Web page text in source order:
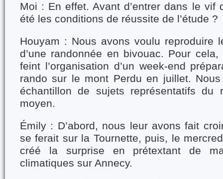
Moi : En effet. Avant d’entrer dans le vif
été les conditions de réussite de l’étude ?
Houyam : Nous avons voulu reproduire
d’une randonnée en bivouac. Pour
feint l’organisation d’un week-end
rando sur le mont Perdu en juillet. Nous
échantillon de sujets représentatifs du
moyen.
Émily : D’abord, nous leur avons fait
se ferait sur la Tournette, puis, le
créé la surprise en prétextant de
climatiques sur Annecy.